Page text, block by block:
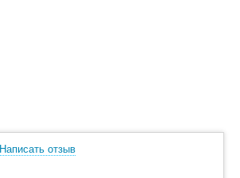
Написать отзыв